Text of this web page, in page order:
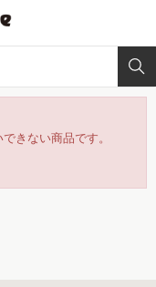
きない商品です。